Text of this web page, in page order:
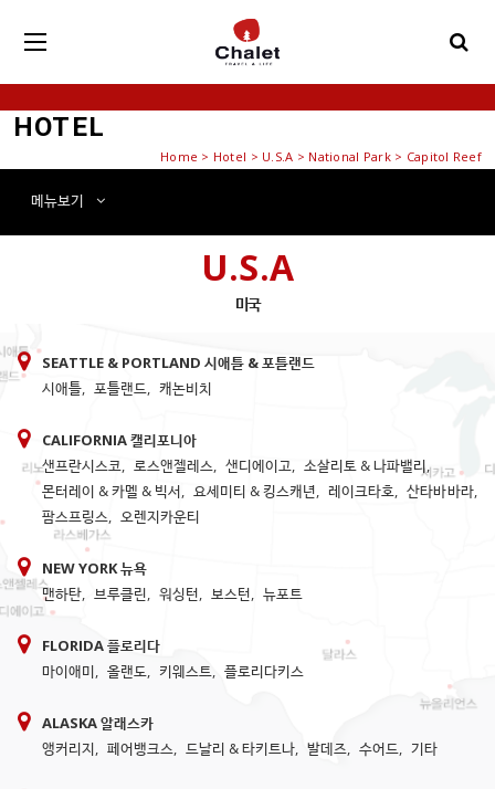
HOTEL
Home > Hotel > U.S.A > National Park > Capitol Reef
메뉴보기
미국
U.S.A
SEATTLE & PORTLAND 시애틀 & 포틀랜드
시애틀, 포틀랜드, 캐논비치
CALIFORNIA 캘리포니아
샌프란시스코, 로스앤젤레스, 샌디에이고, 소살리토 & 나파밸리,
몬터레이 & 카멜 & 빅서, 요세미티 & 킹스캐년, 레이크타호, 산타바바라,
팜스프링스, 오렌지카운티
NEW YORK 뉴욕
맨하탄, 브루클린, 워싱턴, 보스턴, 뉴포트
FLORIDA 플로리다
마이애미, 올랜도, 키웨스트, 플로리다키스
ALASKA 알래스카
앵커리지, 페어뱅크스, 드날리 & 타키트나, 발데즈, 수어드, 기타